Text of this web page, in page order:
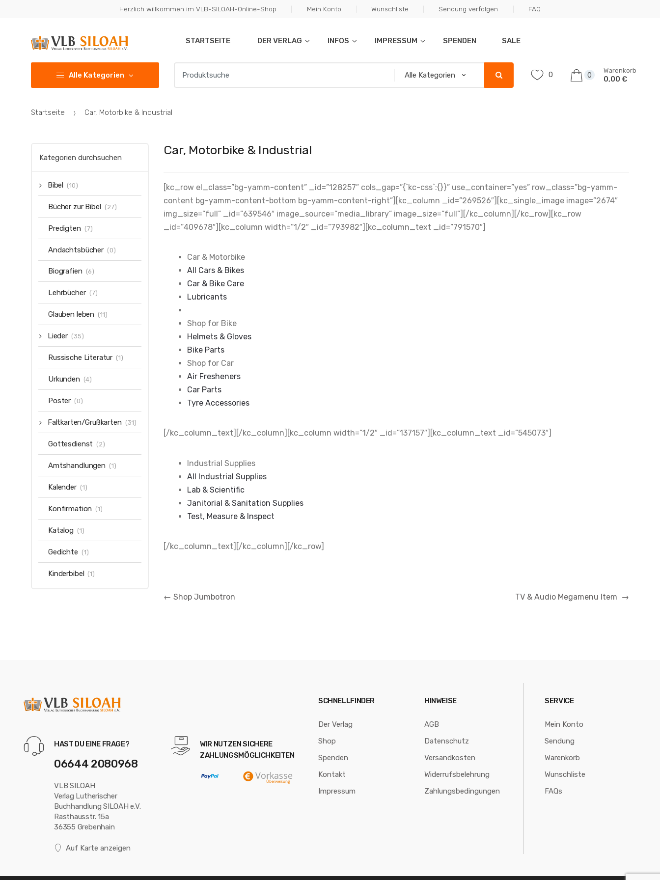
Herzlich willkommen im VLB-SILOAH-Online-Shop Mein Konto Wunschliste Sendung verfolgen FAQ
STARTSEITE DER VERLAG INFOS IMPRESSUM SPENDEN SALE
Alle Kategorien
nach:
0 0
Warenkorb
0,00 €
Startseite Car, Motorbike & Industrial
Car, Motorbike & Industrial
[kc_row el_class=”bg-yamm-content” _id=”128257″ cols_gap=”{`kc-css`:{}}” use_container=”yes” row_class=”bg-yamm-
content bg-yamm-content-bottom bg-yamm-content-right”][kc_column _id=”269526″][kc_single_image image=”2674″
img_size=”full” _id=”639546″ image_source=”media_library” image_size=”full”][/kc_column][/kc_row][kc_row
_id=”409678″][kc_column width=”1/2″ _id=”793982″][kc_column_text _id=”791570″]
Car & Motorbike
All Cars & Bikes
Car & Bike Care
Lubricants
Shop for Bike
Helmets & Gloves
Bike Parts
Shop for Car
Air Fresheners
Car Parts
Tyre Accessories
[/kc_column_text][/kc_column][kc_column width=”1/2″ _id=”137157″][kc_column_text _id=”545073″]
Industrial Supplies
All Industrial Supplies
Lab & Scientific
Janitorial & Sanitation Supplies
Test, Measure & Inspect
[/kc_column_text][/kc_column][/kc_row]
Beitragsnavigation
← Shop Jumbotron TV & Audio Megamenu Item →
Kategorien durchsuchen
Bibel (10)
Bücher zur Bibel (27)
Predigten (7)
Andachtsbücher (0)
Biografien (6)
Lehrbücher (7)
Glauben leben (11)
Lieder (35)
Russische Literatur (1)
Urkunden (4)
Poster (0)
Faltkarten/Grußkarten (31)
Gottesdienst (2)
Amtshandlungen (1)
Kalender (1)
Konfirmation (1)
Katalog (1)
Gedichte (1)
Kinderbibel (1)
HAST DU EINE FRAGE?
06644 2080968
VLB SILOAH
Verlag Lutherischer
Buchhandlung SILOAH e.V.
Rasthausstr. 15a
36355 Grebenhain
Auf Karte anzeigen
WIR NUTZEN SICHERE
ZAHLUNGSMÖGLICHKEITEN
SCHNELLFINDER
Der Verlag
Shop
Spenden
Kontakt
Impressum
HINWEISE
AGB
Datenschutz
Versandkosten
Widerrufsbelehrung
Zahlungsbedingungen
SERVICE
Mein Konto
Sendung
Warenkorb
Wunschliste
FAQs